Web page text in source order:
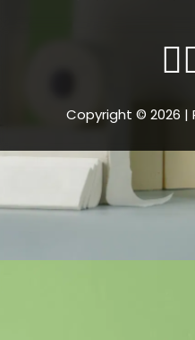
Copyright © 2026 |